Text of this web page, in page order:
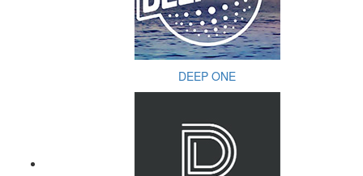
DEEP ONE